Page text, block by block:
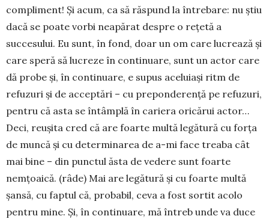
compliment! Şi acum, ca să răspund la în­trebare: nu ştiu
dacă se poate vorbi neapărat despre o reţetă a
succesului. Eu sunt, în fond, doar un om care lucrea­ză şi
care speră să lucreze în continuare, sunt un actor care
dă probe şi, în continuare, e supus aceluiaşi ritm de
refuzuri şi de acceptări – cu pre­ponderenţă pe refuzuri,
pentru că asta se întâmplă în cariera oricărui actor…
Deci, reuşita cred că are foarte multă legătură cu forţa
de muncă şi cu determinarea de a-mi face treaba cât
mai bine – din punctul ăsta de vedere sunt foarte
nemţoaică. (râde) Mai are le­gătură şi cu foarte multă
şan­să, cu faptul că, probabil, ceva a fost sortit acolo
pentru mine. Şi, în conti­nuare, mă întreb unde va duce